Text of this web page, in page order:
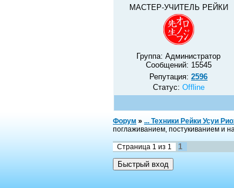
МАСТЕР-УЧИТЕЛЬ РЕЙКИ
Группа: Администратор
Сообщений: 15545
Репутация: 2596
Статус: Offline
Форум » ... Техники Рейки Усуи
поглаживанием, постукиванием и
Страница 1 из 1
1